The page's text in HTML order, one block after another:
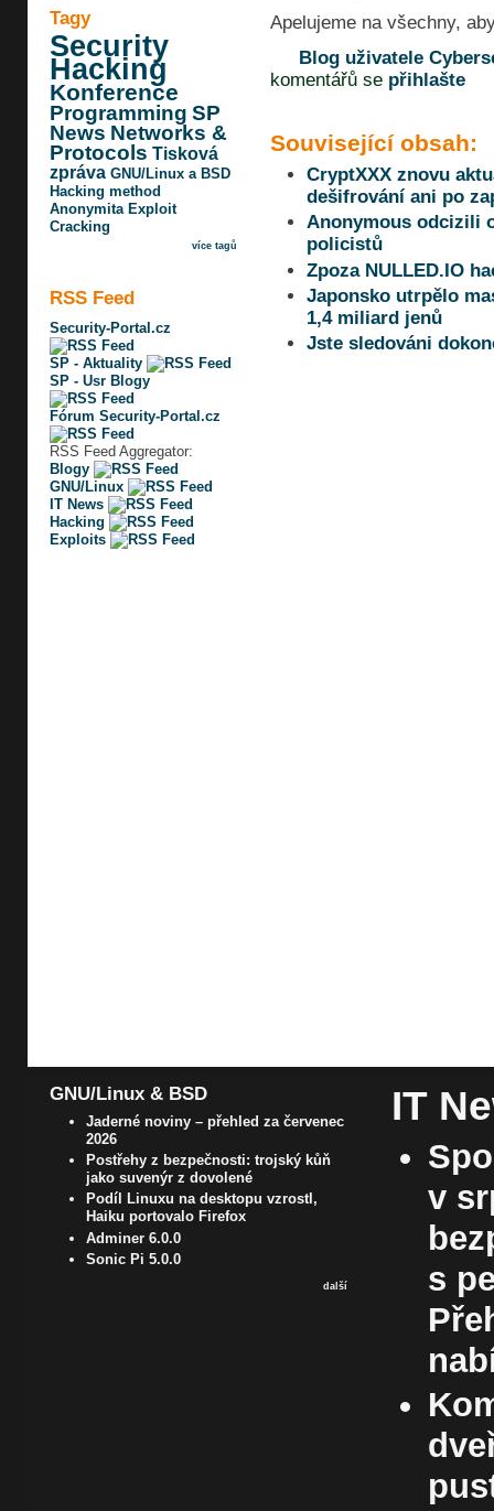
Tagy
Security
Hacking
Konference
Programming SP
News Networks &
Protocols Tisková
zpráva GNU/Linux a BSD
Hacking method
Anonymita Exploit
Cracking
více tagů
RSS Feed
Security-Portal.cz
SP - Aktuality
SP - Usr Blogy
Fórum Security-Portal.cz
RSS Feed Aggregator:
Blogy
GNU/Linux
IT News
Hacking
Exploits
Apelujeme na všechny,
Blog uživatele
komentářů se přihlašte
Související obsah:
CryptXXX znovu
dešifrování ani po
Anonymous odcizili
policistů
Zpoza NULLED.IO
Japonsko utrpělo
1,4 miliard jenů
Jste sledováni
GNU/Linux & BSD
Jaderné noviny – přehled za červenec
2026
Postřehy z bezpečnosti: trojský kůň
jako suvenýr z dovolené
Podíl Linuxu na desktopu vzrostl,
Haiku portovalo Firefox
Adminer 6.0.0
Sonic Pi 5.0.0
další
IT
v
s